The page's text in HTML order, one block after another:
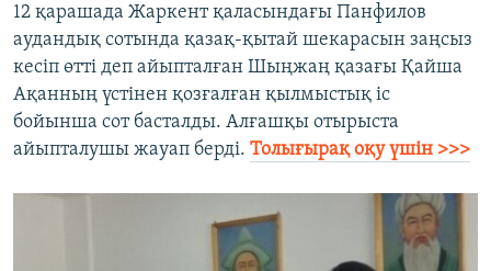
12 қарашада Жаркент қаласындағы Панфилов
аудандық сотында қазақ-қытай шекарасын заңсыз
кесіп өтті деп айыпталған Шыңжаң қазағы Қайша
Ақанның үстінен қозғалған қылмыстық іс
бойынша сот басталды. Алғашқы отырыста
айыпталушы жауап берді. Толығырақ оқу үшін >>>